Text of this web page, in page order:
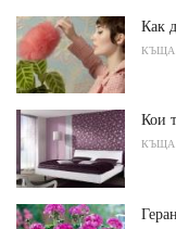
Как
КЪЩА
Кои
КЪЩА